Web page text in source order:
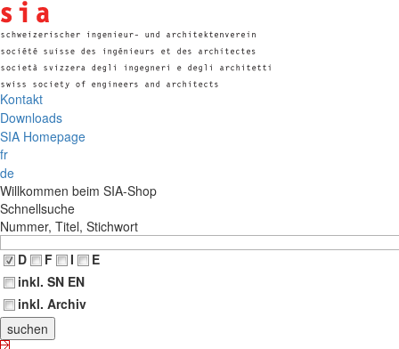
Kontakt
Downloads
SIA Homepage
fr
de
Willkommen beim SIA-Shop
Schnellsuche
Nummer, Titel, Stichwort
D
F I
E
inkl. SN EN
inkl. Archiv